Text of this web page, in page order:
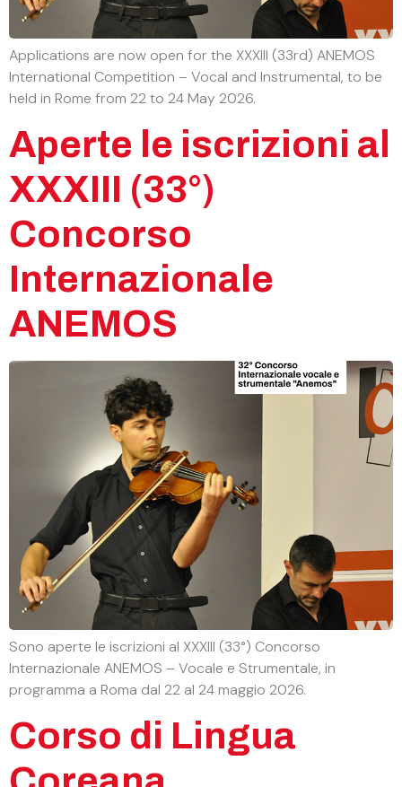
Applications are now open for the XXXIII (33rd) ANEMOS
International Competition – Vocal and Instrumental, to be
held in Rome from 22 to 24 May 2026.
Aperte le iscrizioni al
XXXIII (33°)
Concorso
Internazionale
ANEMOS
Sono aperte le iscrizioni al XXXIII (33°) Concorso
Internazionale ANEMOS – Vocale e Strumentale, in
programma a Roma dal 22 al 24 maggio 2026.
Corso di Lingua